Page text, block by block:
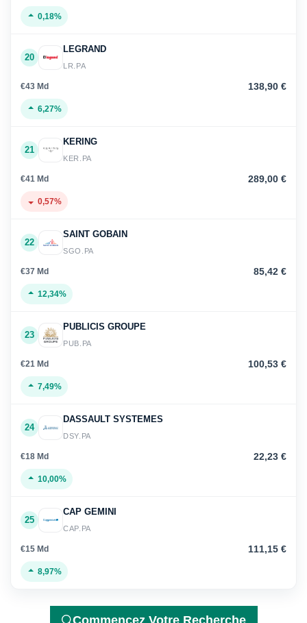
0,18%
20
LEGRAND
LR.PA
€43 Md 138,90 €
6,27%
21
KERING
KER.PA
€41 Md 289,00 €
0,57%
22
SAINT GOBAIN
SGO.PA
€37 Md 85,42 €
12,34%
23
PUBLICIS GROUPE
PUB.PA
€21 Md 100,53 €
7,49%
24
DASSAULT SYSTEMES
DSY.PA
€18 Md 22,23 €
10,00%
25
CAP GEMINI
CAP.PA
€15 Md 111,15 €
8,97%
Commencez Votre Recherche